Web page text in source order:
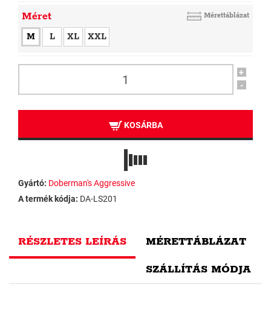
Méret Mérettáblázat
M L XL XXL
+
-
KOSÁRBA
Gyártó: Doberman's Aggressive
A termék kódja: DA-LS201
RÉSZLETES LEÍRÁS MÉRETTÁBLÁZAT
SZÁLLÍTÁS MÓDJA